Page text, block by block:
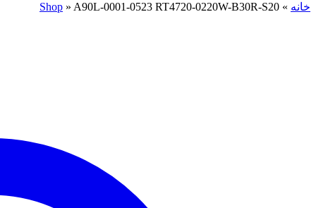
خانه »
Shop » A90L-0001-0523 RT4720-0220W-B30R-S20